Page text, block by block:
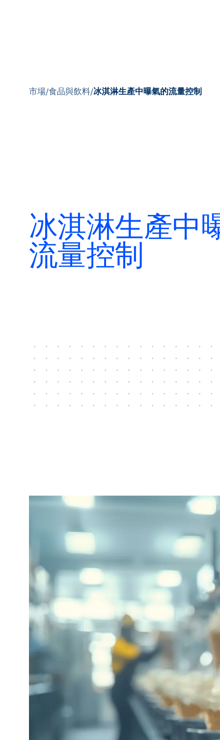
關於柏朗豪斯
特
聯絡我們
市場/食品與飲料/冰淇淋生產中曝氣的流量控制
冰淇淋生產中
流量控制